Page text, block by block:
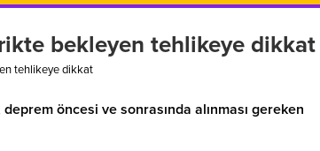
bekleyen tehlikeye dikkat
tehlikeye dikkat
öncesi ve sonrasında alınması gereken